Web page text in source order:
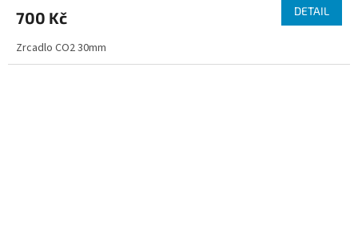
700 Kč DETAIL
Zrcadlo CO2 30mm